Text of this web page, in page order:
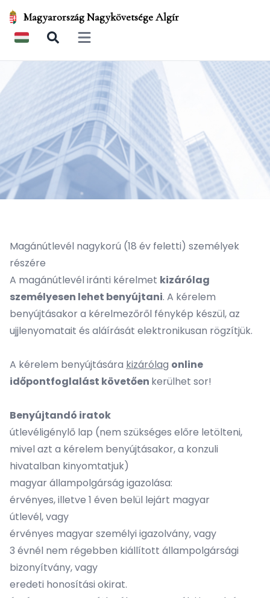
Magyarország Nagykövetsége Algír
Open main menu
Magánútlevél nagykorú (18 év feletti) személyek
részére
A magánútlevél iránti kérelmet kizárólag
személyesen lehet benyújtani. A kérelem
benyújtásakor a kérelmezőről fénykép készül, az
ujjlenyomatait és aláírását elektronikusan rögzítjük.
A kérelem benyújtására kizárólag online
időpontfoglalást követően kerülhet sor!
Benyújtandó iratok
útlevéligénylő lap (nem szükséges előre letölteni,
mivel azt a kérelem benyújtásakor, a konzuli
hivatalban kinyomtatjuk)
magyar állampolgárság igazolása:
érvényes, illetve 1 éven belül lejárt magyar
útlevél, vagy
érvényes magyar személyi igazolvány, vagy
3 évnél nem régebben kiállított állampolgársági
bizonyítvány, vagy
eredeti honosítási okirat.